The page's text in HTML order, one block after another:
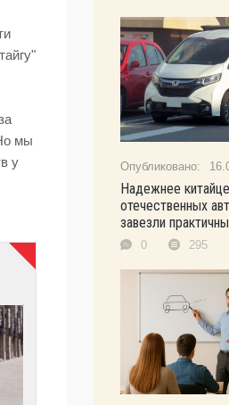
мы
у
Надежнее
отечественных
завезли
0 295